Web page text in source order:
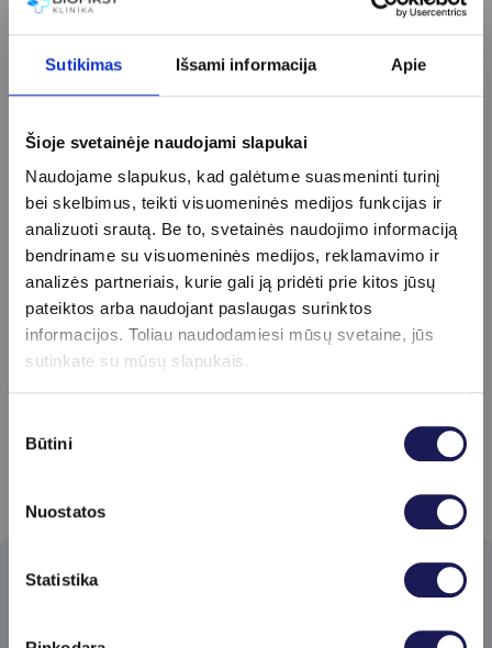
Sutikimas Išsami informacija Apie
Šioje svetainėje naudojami slapukai
Naudojame slapukus, kad galėtume suasmeninti turinį
bei skelbimus, teikti visuomeninės medijos funkcijas ir
analizuoti srautą. Be to, svetainės naudojimo informaciją
bendriname su visuomeninės medijos, reklamavimo ir
analizės partneriais, kurie gali ją pridėti prie kitos jūsų
pateiktos arba naudojant paslaugas surinktos
informacijos. Toliau naudodamiesi mūsų svetaine, jūs
sutinkate su mūsų slapukais.
pasirinkimas
Būtini
Nuostatos
Statistika
Tepinėlio paėmimo kaina 17 €
Vaisiaus kardiotokograma
Vaisiaus ultragarsinis tyrimas 2D+3D+4D (su
nuotraukomis iki 3 vnt. ir įrašu) 109 €
Vaisiaus ultragarsinis tyrimas 3D (su nuotraukomis iki
3 vnt.) 95 €
Vaisiaus ultragarsinis tyrimas 4D (su vaizdo įrašu į
USB) 95 €
Vaistinis nėštumo nutraukimas iki 8 sav. + 6 d. (į kainą
įskaičiuota konsultacija ir echoskopija) 245 €
Prenumeruokite